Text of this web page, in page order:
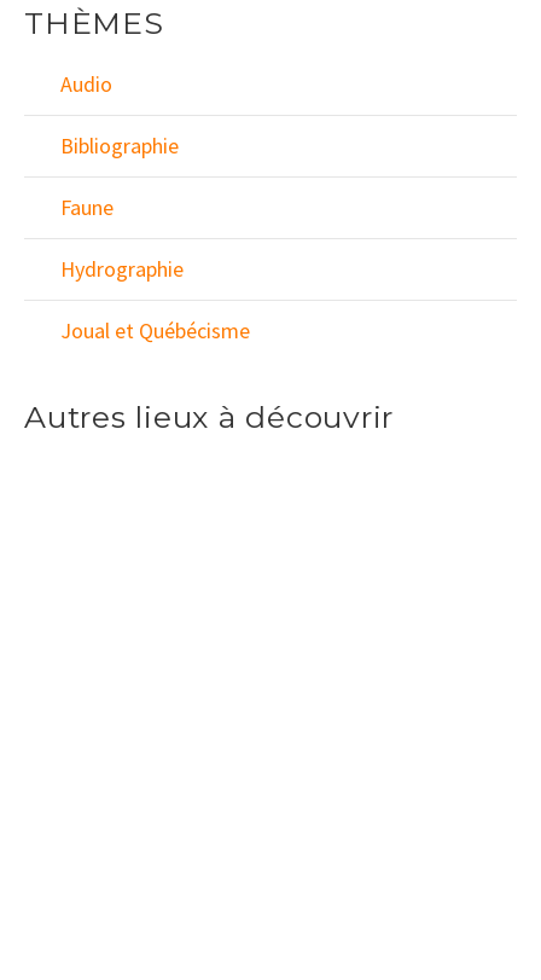
THÈMES
Audio
Bibliographie
Faune
Hydrographie
Joual et Québécisme
Autres lieux à découvrir